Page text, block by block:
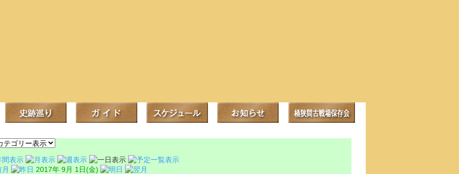
2017年 9月 1日(金)